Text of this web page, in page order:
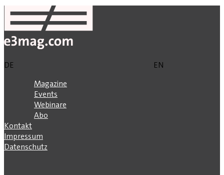
DE
EN
Magazine
Events
Webinare
Abo
Kontakt
Impressum
Datenschutz